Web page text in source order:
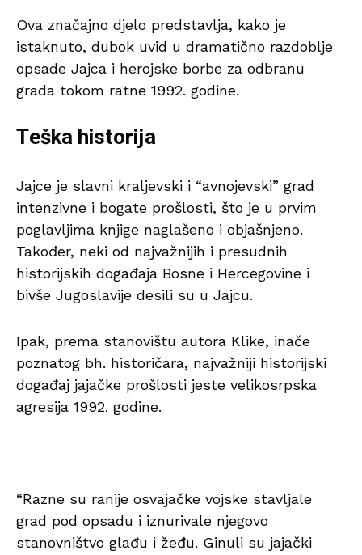
Ova značajno djelo predstavlja, kako je
istaknuto, dubok uvid u dramatično razdoblje
opsade Jajca i herojske borbe za odbranu
grada tokom ratne 1992. godine.
Teška historija
Jajce je slavni kraljevski i “avnojevski” grad
intenzivne i bogate prošlosti, što je u prvim
poglavljima knjige naglašeno i objašnjeno.
Također, neki od najvažnijih i presudnih
historijskih događaja Bosne i Hercegovine i
bivše Jugoslavije desili su u Jajcu.
Ipak, prema stanovištu autora Klike, inače
poznatog bh. historičara, najvažniji historijski
događaj jajačke prošlosti jeste velikosrpska
agresija 1992. godine.
“Razne su ranije osvajačke vojske stavljale
grad pod opsadu i iznurivale njegovo
stanovništvo glađu i žeđu. Ginuli su jajački